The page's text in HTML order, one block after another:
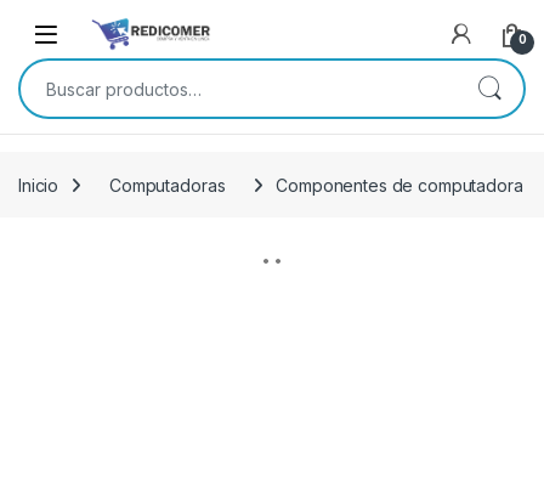
0
Buscar por:
Inicio Computadoras Componentes de computadora